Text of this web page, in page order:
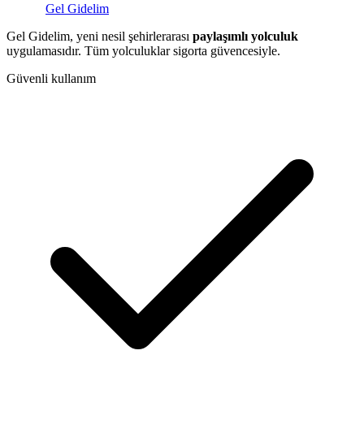
Gel Gidelim
Gel Gidelim, yeni nesil şehirlerarası paylaşımlı yolculuk
uygulamasıdır. Tüm yolculuklar sigorta güvencesiyle.
Güvenli kullanım